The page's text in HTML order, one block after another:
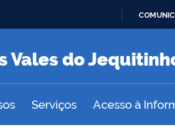
Vales do
Serviços Acesso à